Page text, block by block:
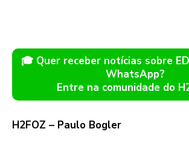
🎓 Quer receber notícias sobre
WhatsApp?
Entre na comunidade do
H2FOZ – Paulo Bogler